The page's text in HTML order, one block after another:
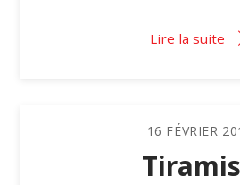
Lire la suite
16 FÉVRIER